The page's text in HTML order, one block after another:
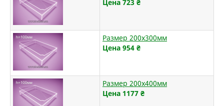
Цена 723 ₴
Размер 200х300мм
Цена 954 ₴
Размер 200х400мм
Цена 1177 ₴